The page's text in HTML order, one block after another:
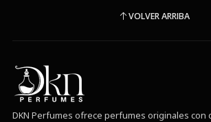
VOLVER ARRIBA
DKN Perfumes ofrece perfumes originales con